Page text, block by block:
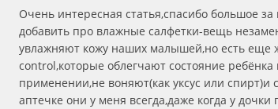
Очень интересная статья,спасибо большое
добавить про влажные салфетки-вещь
увлажняют кожу наших малышей,но есть
control,которые облегчают состояние
применении,не воняют(как уксус или
аптечке они у меня всегда,даже когда у